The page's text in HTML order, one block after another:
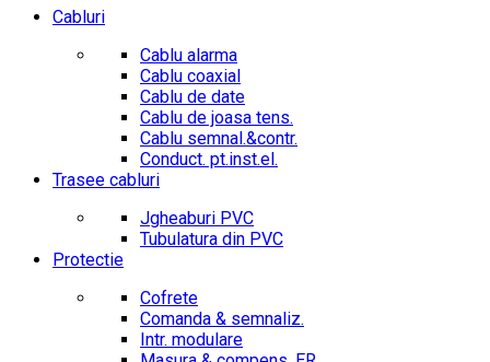
Cabluri
Cablu alarma
Cablu coaxial
Cablu de date
Cablu de joasa tens.
Cablu semnal.&contr.
Conduct. pt.inst.el.
Trasee cabluri
Jgheaburi PVC
Tubulatura din PVC
Protectie
Cofrete
Comanda & semnaliz.
Intr. modulare